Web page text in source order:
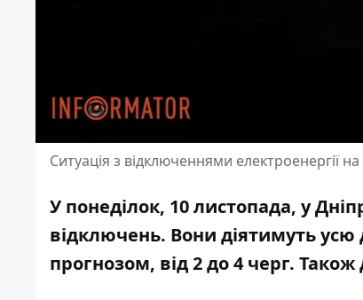
Ситуація з відключеннями електроенергії
У понеділок, 10 листопада, у
відключень. Вони діятимуть
прогнозом, від 2 до 4 черг.